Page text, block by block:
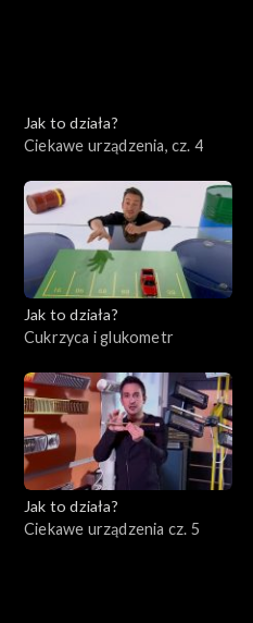
Jak to działa?
Ciekawe urządzenia, cz. 4
Jak to działa?
Cukrzyca i glukometr
Jak to działa?
Ciekawe urządzenia cz. 5